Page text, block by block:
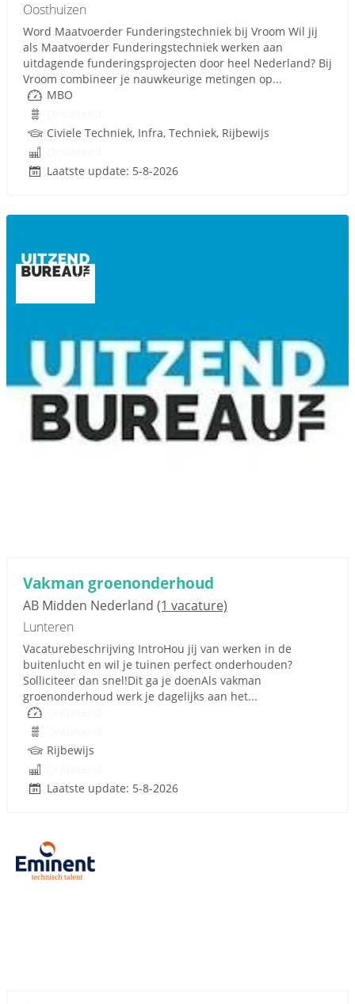
Oosthuizen
Word Maatvoerder Funderingstechniek bij Vroom Wil jij
als Maatvoerder Funderingstechniek werken aan
uitdagende funderingsprojecten door heel Nederland? Bij
Vroom combineer je nauwkeurige metingen op...
MBO
Civiele Techniek, Infra, Techniek, Rijbewijs
Laatste update: 5-8-2026
Vakman groenonderhoud
AB Midden Nederland (1 vacature)
Lunteren
Vacaturebeschrijving IntroHou jij van werken in de
buitenlucht en wil je tuinen perfect onderhouden?
Solliciteer dan snel!Dit ga je doenAls vakman
groenonderhoud werk je dagelijks aan het...
Rijbewijs
Laatste update: 5-8-2026